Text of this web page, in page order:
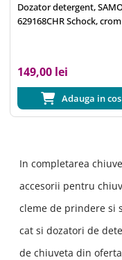
Dozator detergent,
629168CHR Schock, crom
149,00 lei
Adauga in cos
In completarea
accesorii pentru
cleme de prindere si
cat si dozatori de
de chiuveta din